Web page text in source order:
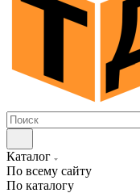
Каталог
По всему сайту
По каталогу